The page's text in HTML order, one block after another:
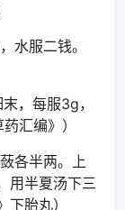
水服二钱。
，每服3g，
汇编》）
各半两。上
用半夏汤下三
胎丸）